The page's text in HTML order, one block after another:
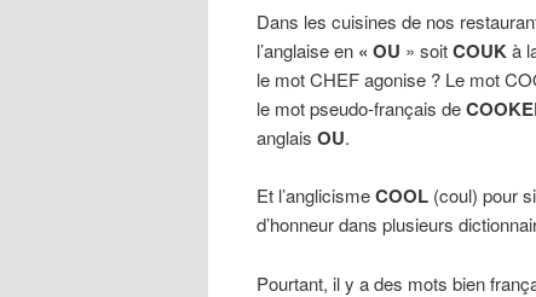
Dans les cuisines de nos
l’anglaise en « OU » soitCOUKà
le mot CHEF agonise ? Le mot
le mot pseudo-français de
anglais OU.
Et l’anglicismeCOOL (coul) pour
d’honneur dans plusieurs
Pourtant, il y a des mots bien